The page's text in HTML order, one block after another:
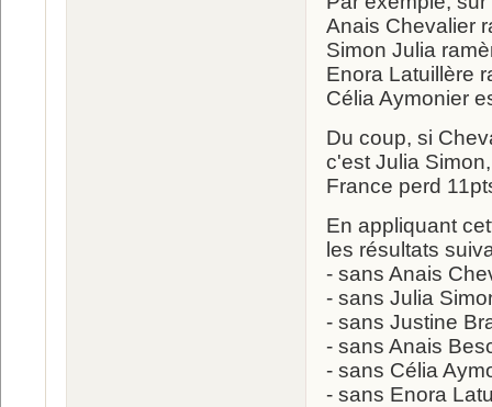
Anais Chevalier
Simon Julia
Enora Latuillère
Célia Aymonier
Du coup, si
c'est Julia
France perd
En appliquant
les résultats
- sans Anais
- sans Julia
- sans Justine
- sans Anais
- sans Célia
- sans Enora